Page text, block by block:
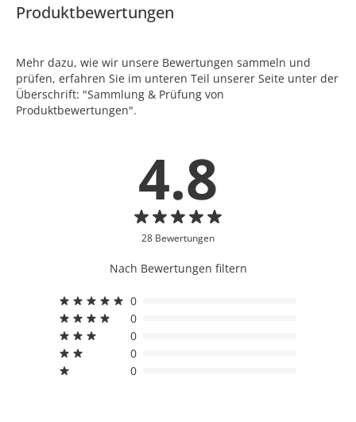
Produktbewertungen
Mehr dazu, wie wir unsere Bewertungen sammeln und
prüfen, erfahren Sie im unteren Teil unserer Seite unter der
Überschrift: "Sammlung & Prüfung von
Produktbewertungen".
4.8
28 Bewertungen
Nach Bewertungen filtern
0
0
0
0
0